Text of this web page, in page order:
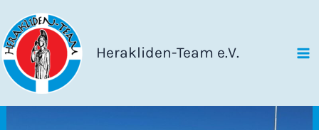
Inhalt
springen
Herakliden-Team e.V.